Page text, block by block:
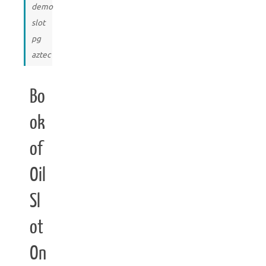
demo
slot
pg
aztec
Bo
ok
of
Oil
Sl
ot
On